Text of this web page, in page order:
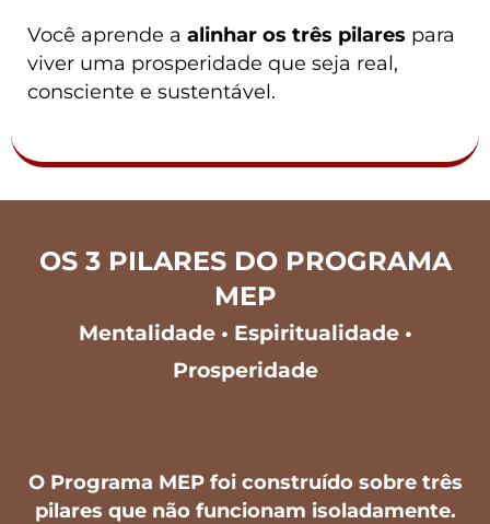
Você aprende a alinhar os três pilares para
viver uma prosperidade que seja real,
consciente e sustentável.
OS 3 PILARES DO PROGRAMA
MEP
Mentalidade • Espiritualidade •
Prosperidade
O Programa MEP foi construído sobre três
pilares que não funcionam isoladamente.